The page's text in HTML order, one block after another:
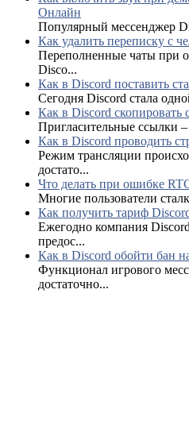
Онлайн
Популярный мессенджер
Как удалить переписку с
Переполненные чаты при
Disco...
Как в Discord поставить
Сегодня Discord стала
Как в Discord скопировать
Пригласительные ссылки
Как в Discord проводить
Режим трансляции
достато...
Что делать при ошибке
Многие пользователи
Как получить тариф
Ежегодно компания
предос...
Как в Discord обойти бан
Функционал игрового
достаточно...